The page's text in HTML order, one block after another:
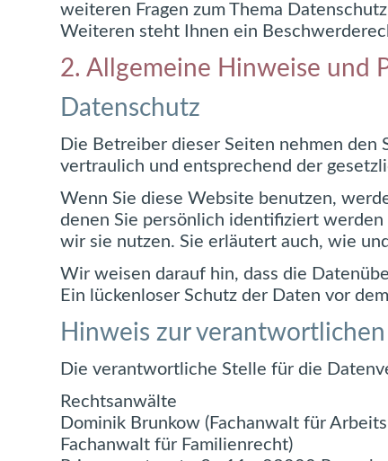
weiteren Fragen zum Thema
Weiteren steht Ihnen ein
2. Allgemeine Hinweise und
Datenschutz
Die Betreiber dieser Seiten nehmen
vertraulich und entsprechend der
Wenn Sie diese Website benutzen,
denen Sie persönlich identifiziert
wir sie nutzen. Sie erläutert auch, wie
Wir weisen darauf hin, dass die
Ein lückenloser Schutz der Daten vor
Hinweis zur
Die verantwortliche Stelle für die
Rechtsanwälte
Dominik Brunkow (Fachanwalt für
Fachanwalt für Familienrecht)